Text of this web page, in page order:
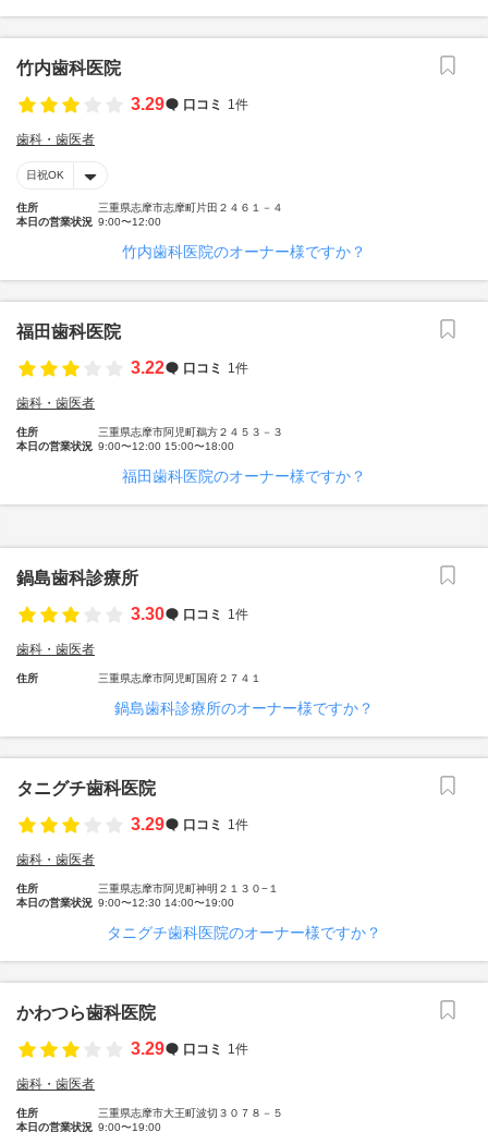
竹内歯科医院
3.29
口コミ 1件
歯科・歯医者
日祝OK
住所
三重県志摩市志摩町片田２４６１－４
本日の営業状況 9:00〜12:00
竹内歯科医院のオーナー様ですか？
福田歯科医院
3.22
口コミ 1件
歯科・歯医者
住所
三重県志摩市阿児町鵜方２４５３－３
本日の営業状況 9:00〜12:00 15:00〜18:00
福田歯科医院のオーナー様ですか？
鍋島歯科診療所
3.30
口コミ 1件
歯科・歯医者
住所 三重県志摩市阿児町国府２７４１
鍋島歯科診療所のオーナー様ですか？
タニグチ歯科医院
3.29
口コミ 1件
歯科・歯医者
住所
三重県志摩市阿児町神明２１３０−１
本日の営業状況 9:00〜12:30 14:00〜19:00
タニグチ歯科医院のオーナー様ですか？
かわつら歯科医院
3.29
口コミ 1件
歯科・歯医者
住所
三重県志摩市大王町波切３０７８－５
本日の営業状況 9:00〜19:00